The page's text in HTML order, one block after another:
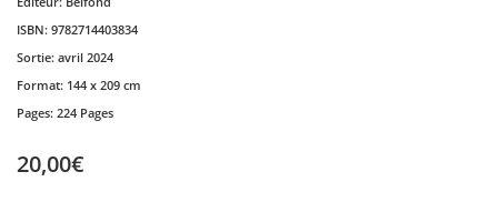
ISBN: 9782714403834
Sortie: avril 2024
Format: 144 x 209 cm
Pages: 224 Pages
20,00€